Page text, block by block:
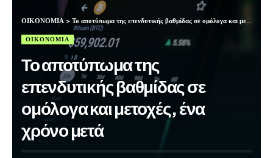
ΟΙΚΟΝΟΜΙΑ >Το αποτύπωμα της επενδυτικής βαθμίδας σε ομόλογα και μετοχές, ένα χρόνο μετά
ΟΙΚΟΝΟΜΙΑ
Το αποτύπωμα της
επενδυτικής βαθμίδας σε
ομόλογα και μετοχές, ένα
χρόνο μετά